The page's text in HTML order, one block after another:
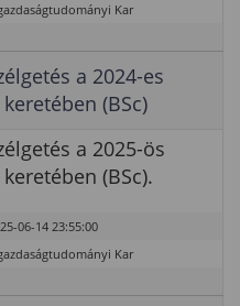
Kar
a 2024-es
(BSc)
a 2025-ös
(BSc).
06-14 23:55:00
Kar